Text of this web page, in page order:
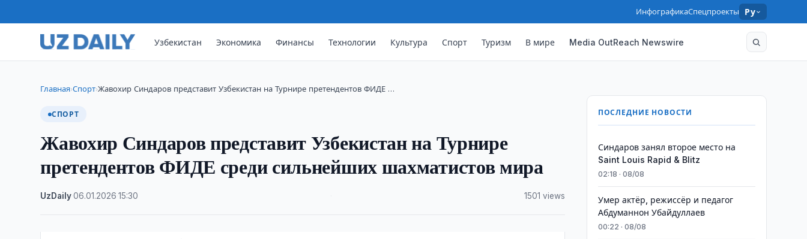
ИнфографикаСпецпроекты Ру
Узбекистан Экономика Финансы Технологии Культура Спорт Туризм В мире Media OutReach Newswire
Главная›Спорт›Жавохир Синдаров представит Узбекистан на Турнире претендентов ФИДЕ …
СПОРТ
Жавохир Синдаров представит Узбекистан на Турнире
претендентов ФИДЕ среди сильнейших шахматистов мира
UzDaily·06.01.2026 ·15:30 1501 views
ПОСЛЕДНИЕ НОВОСТИ
Синдаров занял второе место на
Saint Louis Rapid & Blitz
02:18 · 08/08
Умер актёр, режиссёр и педагог
Абдуманнон Убайдуллаев
00:22 · 08/08